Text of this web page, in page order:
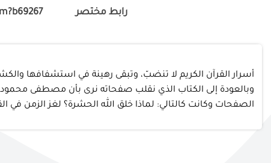
رابط مختصر
أسرار القرآن الكريم لا تنضبّ، وتبقى رهينة في استشفافها
وبالعودة إلى الكتاب الذي نقلب صفحاته نرى بأن مصطفى محمود
الصفحات وكانت كالتالي: لماذا خلق الله الحشرة؟ لغز الزمن في